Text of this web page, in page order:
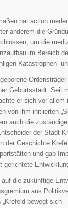
hat action
anderem die
um die
im Bereich
Katastrophen-
Geburtsstadt. Seit
er sich vor allem
von ihm initiierten
auch die
der Stadt
der Geschichte
und gab
die zukünftige
aus
bewegt sich